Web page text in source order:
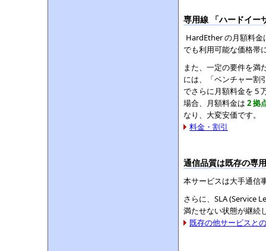
専用線 「ハードイー
HardEther の月額料
でも利用可能な価格帯
また、一定の要件を満
には、「ベンチャー割
でさらに月額料金を 5
場合、月額料金は 2 拠
なり、大変安価です。
料金・割引
通信品質は既存の専
本サービスは大手通信
さらに、SLA (Service
満たせない状態が継続
既存の他サービスと